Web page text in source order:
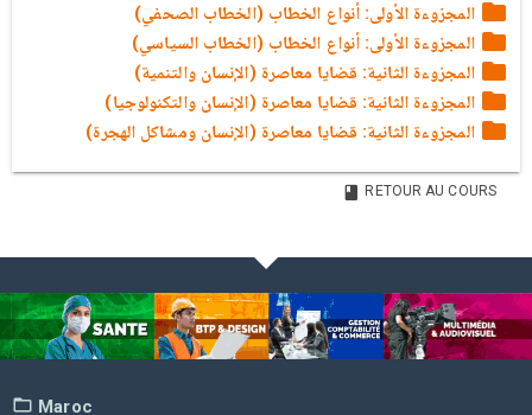
المجزوءة الأولى: أنواع الخطاب (الخطاب الصحفي)
المجزوءة الأولى: أنواع الخطاب (الخطاب السياسي)
المجزوءة الثانية: قضايا معاصرة (الإنسان والتنمية)
المجزوءة الثانية: قضايا معاصرة (الإنسان والتكنولوجيا)
المجزوءة الثانية: قضايا معاصرة (الإنسان ومشاكل الهجرة)
RETOUR AU COURS
Maroc